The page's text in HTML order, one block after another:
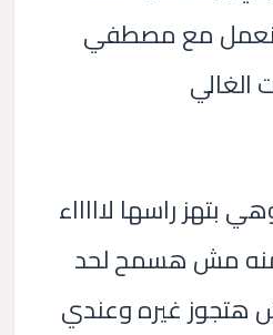
هنعمل مع مصطفي
الغالي
بتهز راسها لاااااء
مش هسمح لحد
هتجوز غيره وعندي